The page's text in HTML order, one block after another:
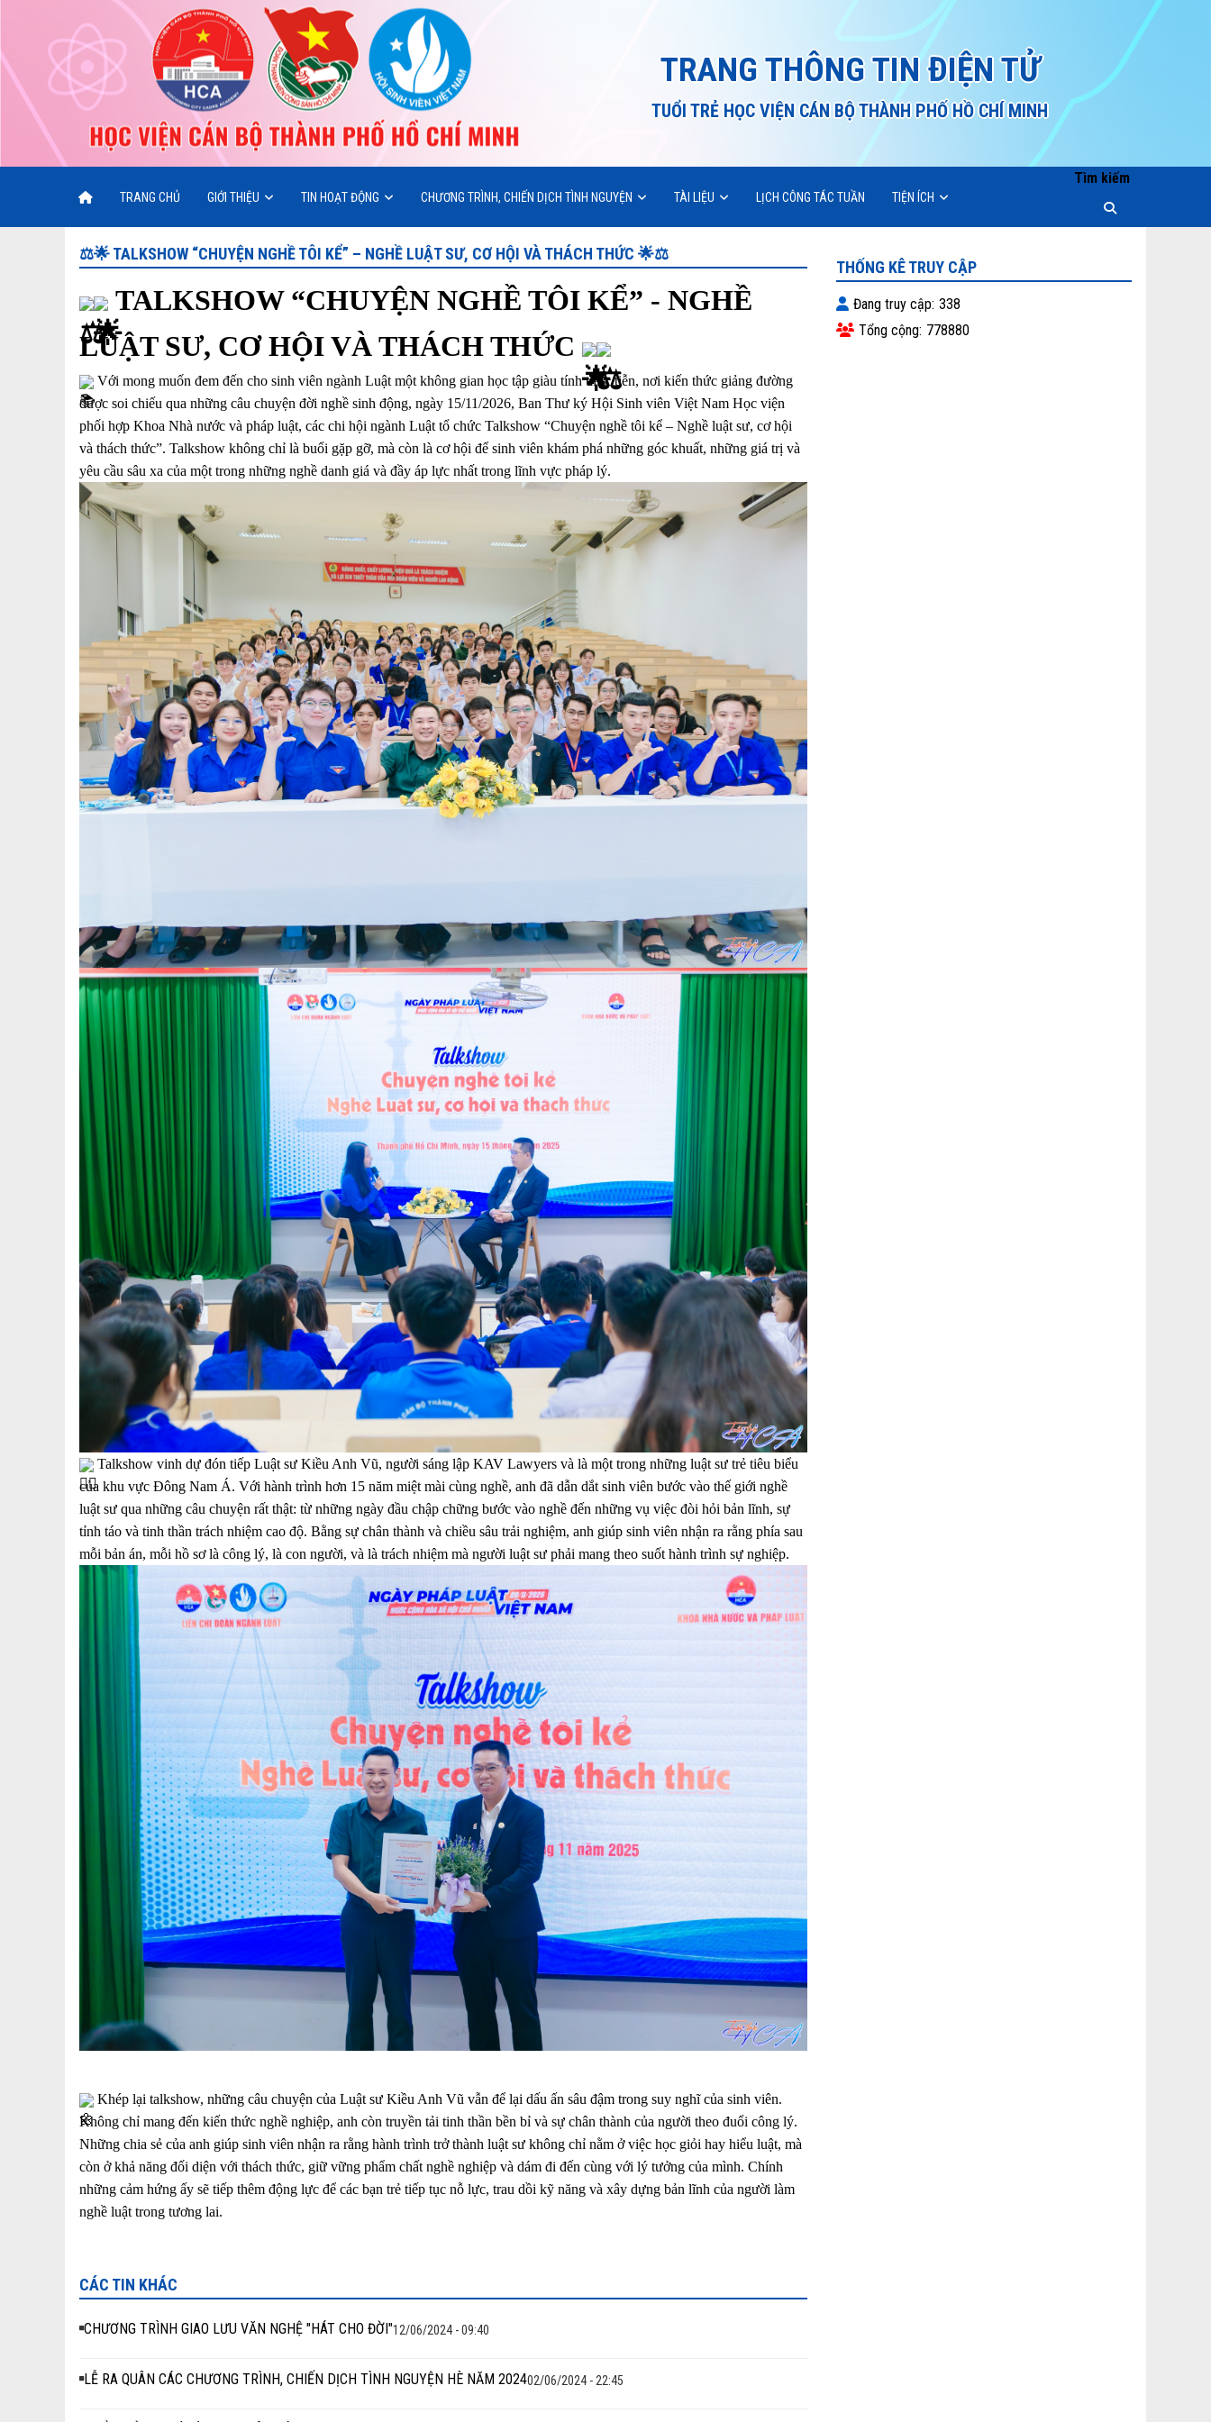
TRANG THÔNG TIN ĐIỆN TỬ
TUỔI TRẺ HỌC VIỆN CÁN BỘ THÀNH PHỐ HỒ CHÍ MINH
TRANG CHỦ GIỚI THIỆU TIN HOẠT ĐỘNG CHƯƠNG TRÌNH, CHIẾN DỊCH TÌNH NGUYỆN TÀI LIỆU LỊCH CÔNG TÁC TUẦN TIỆN ÍCH
Tìm kiếm
⚖️🌟 TALKSHOW “CHUYỆN NGHỀ TÔI KỂ” – NGHỀ LUẬT SƯ, CƠ HỘI VÀ THÁCH THỨC 🌟⚖️
TALKSHOW “CHUYỆN NGHỀ TÔI KỂ” - NGHỀ
LUẬT SƯ, CƠ HỘI VÀ THÁCH THỨC
Với mong muốn đem đến cho sinh viên ngành Luật một không gian học tập giàu tính thực tiễn, nơi kiến thức giảng đường
được soi chiếu qua những câu chuyện đời nghề sinh động, ngày 15/11/2026, Ban Thư ký Hội Sinh viên Việt Nam Học viện
phối hợp Khoa Nhà nước và pháp luật, các chi hội ngành Luật tổ chức Talkshow “Chuyện nghề tôi kể – Nghề luật sư, cơ hội
và thách thức”. Talkshow không chỉ là buổi gặp gỡ, mà còn là cơ hội để sinh viên khám phá những góc khuất, những giá trị và
yêu cầu sâu xa của một trong những nghề danh giá và đầy áp lực nhất trong lĩnh vực pháp lý.
Talkshow vinh dự đón tiếp Luật sư Kiều Anh Vũ, người sáng lập KAV Lawyers và là một trong những luật sư trẻ tiêu biểu
của khu vực Đông Nam Á. Với hành trình hơn 15 năm miệt mài cùng nghề, anh đã dẫn dắt sinh viên bước vào thế giới nghề
luật sư qua những câu chuyện rất thật: từ những ngày đầu chập chững bước vào nghề đến những vụ việc đòi hỏi bản lĩnh, sự
tỉnh táo và tinh thần trách nhiệm cao độ. Bằng sự chân thành và chiều sâu trải nghiệm, anh giúp sinh viên nhận ra rằng phía sau
mỗi bản án, mỗi hồ sơ là công lý, là con người, và là trách nhiệm mà người luật sư phải mang theo suốt hành trình sự nghiệp.
Khép lại talkshow, những câu chuyện của Luật sư Kiều Anh Vũ vẫn để lại dấu ấn sâu đậm trong suy nghĩ của sinh viên.
Không chỉ mang đến kiến thức nghề nghiệp, anh còn truyền tải tinh thần bền bỉ và sự chân thành của người theo đuổi công lý.
Những chia sẻ của anh giúp sinh viên nhận ra rằng hành trình trở thành luật sư không chỉ nằm ở việc học giỏi hay hiểu luật, mà
còn ở khả năng đối diện với thách thức, giữ vững phẩm chất nghề nghiệp và dám đi đến cùng với lý tưởng của mình. Chính
những cảm hứng ấy sẽ tiếp thêm động lực để các bạn trẻ tiếp tục nỗ lực, trau dồi kỹ năng và xây dựng bản lĩnh của người làm
nghề luật trong tương lai.
CÁC TIN KHÁC
CHƯƠNG TRÌNH GIAO LƯU VĂN NGHỆ "HÁT CHO ĐỜI"12/06/2024 - 09:40
LỄ RA QUÂN CÁC CHƯƠNG TRÌNH, CHIẾN DỊCH TÌNH NGUYỆN HÈ NĂM 202402/06/2024 - 22:45
THỐNG KÊ TRUY CẬP
Đang truy cập 338
Tổng cộng 778880